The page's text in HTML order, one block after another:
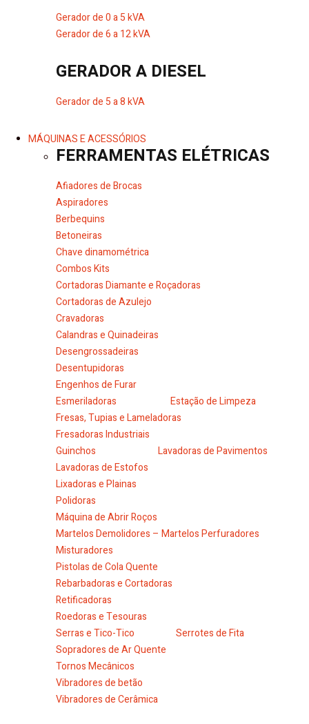
Gerador de 0 a 5 kVA
Gerador de 6 a 12 kVA
GERADOR A DIESEL
Gerador de 5 a 8 kVA
MÁQUINAS E ACESSÓRIOS
FERRAMENTAS ELÉTRICAS
Afiadores de Brocas
Aspiradores
Berbequins
Betoneiras
Chave dinamométrica
Combos Kits
Cortadoras Diamante e Roçadoras
Cortadoras de Azulejo
Cravadoras
Calandras e Quinadeiras
Desengrossadeiras
Desentupidoras
Engenhos de Furar
Esmeriladoras
Estação de Limpeza
Fresas, Tupias e Lameladoras
Fresadoras Industriais
Guinchos
Lavadoras de Pavimentos
Lavadoras de Estofos
Lixadoras e Plainas
Polidoras
Máquina de Abrir Roços
Martelos Demolidores – Martelos Perfuradores
Misturadores
Pistolas de Cola Quente
Rebarbadoras e Cortadoras
Retificadoras
Roedoras e Tesouras
Serras e Tico-Tico
Serrotes de Fita
Sopradores de Ar Quente
Tornos Mecânicos
Vibradores de betão
Vibradores de Cerâmica